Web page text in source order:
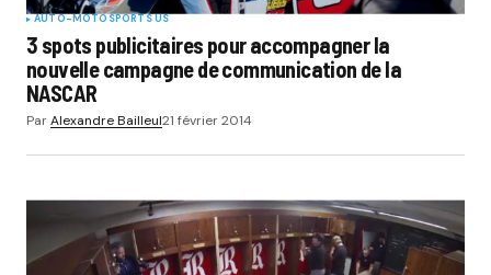
AUTO-MOTOSPORTS US
3 spots publicitaires pour accompagner la
nouvelle campagne de communication de la
NASCAR
ParAlexandre Bailleul21 février 2014